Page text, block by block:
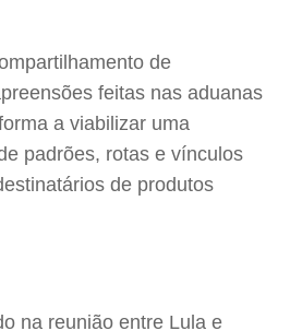
de
feitas nas aduanas
a viabilizar uma
padrões, rotas e vínculos
de produtos
na reunião entre Lula e